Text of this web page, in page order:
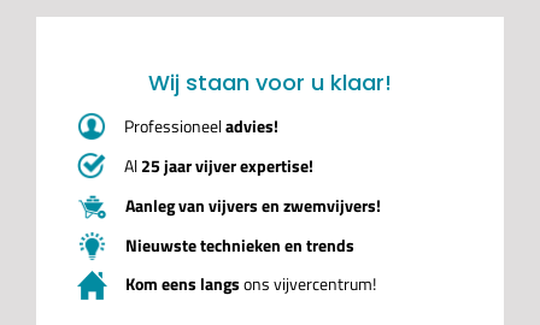
Wij staan voor u klaar!
Professioneeladvies!
Al25 jaar vijver expertise!
Aanleg van vijvers en zwemvijvers!
Nieuwste technieken en trends
Kom eens langsons vijvercentrum!